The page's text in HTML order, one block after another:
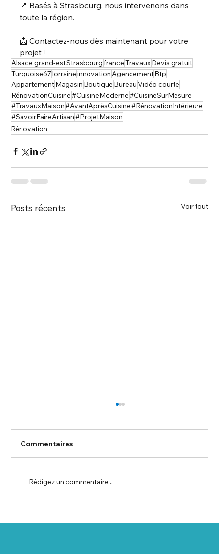
📍 Basés à Strasbourg, nous intervenons dans
toute la région.
📩 Contactez-nous dès maintenant pour votre
projet !
Alsace grand-estStrasbourgfranceTravauxDevis gratuit
Turquoise67lorraineinnovationAgencementBtp
AppartementMagasin Boutique BureauVidéo courte
RénovationCuisine#CuisineModerne#CuisineSurMesure
#TravauxMaison#AvantAprèsCuisine#RénovationIntérieure
#SavoirFaireArtisan#ProjetMaison
Rénovation
Posts récents Voir tout
Commentaires
Rédigez un commentaire...